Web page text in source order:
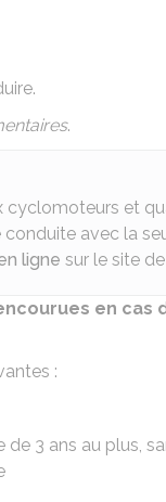
.
cyclomoteurs et
avec la
ligne sur le site
en cas
:
de 3 ans au plus,